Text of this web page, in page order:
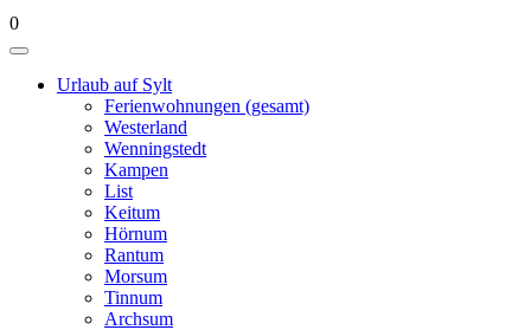
0
Urlaub auf Sylt
Ferienwohnungen (gesamt)
Westerland
Wenningstedt
Kampen
List
Keitum
Hörnum
Rantum
Morsum
Tinnum
Archsum